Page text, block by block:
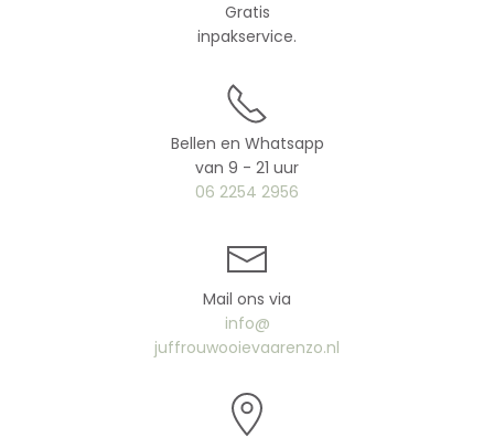
Gratis
inpakservice.
Bellen en Whatsapp
van 9 - 21 uur
06 2254 2956
Mail ons via
info@
juffrouwooievaarenzo.nl